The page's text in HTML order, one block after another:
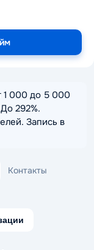
1 000 до 5 000
292%.
Запись в
Контакты